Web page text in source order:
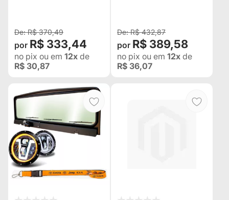
R$ 370,49
R$ 333,44
no pix ou em 12x de
R$ 30,87
R$ 432,87
R$ 389,58
no pix ou em 12x de
R$ 36,07